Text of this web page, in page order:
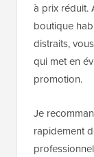
à prix réduit.
boutique
distraits,
qui met en
promotion.
Je
rapidement